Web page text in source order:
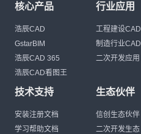
核心产品
浩辰CAD
GstarBIM
浩辰CAD 365
浩辰CAD看图王
行业应用
工程建设CAD
制造行业CAD
二次开发应用
技术支持
安装注册文档
学习帮助文档
生态伙伴
信创生态伙伴
二次开发生态